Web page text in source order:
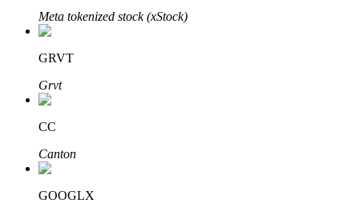
Bitrue
Meta tokenized stock (xStock)
GRVT
Grvt
CC
Canton
GOOGLX